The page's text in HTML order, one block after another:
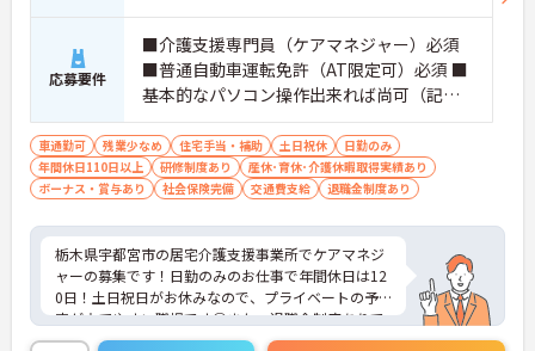
応募要件
■介護支援専門員（ケアマネジャー）必須
■普通自動車運転免許（AT限定可）必須 ■
基本的なパソコン操作出来れば尚可（記録
をタブレットで入力）
車通勤可 残業少なめ 住宅手当・補助 土日祝休
日勤のみ
年間休日110日以上
研修制度あり
産休･育休･介護休暇取得実績あり
ボーナス・賞与あり
社会保険完備 交通費支給 退職金制度あり
栃木県宇都宮市の居宅介護支援事業所でケアマネジ
ャーの募集です！日勤のみのお仕事で年間休日は12
0日！土日祝日がお休みなので、プライベートの予
定が立てやすい職場です◎また、退職金制度ありで
安心して長く働きやすい環境が整っています♪ご興